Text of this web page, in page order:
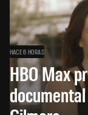
HACE 6 HORAS
HBO Max